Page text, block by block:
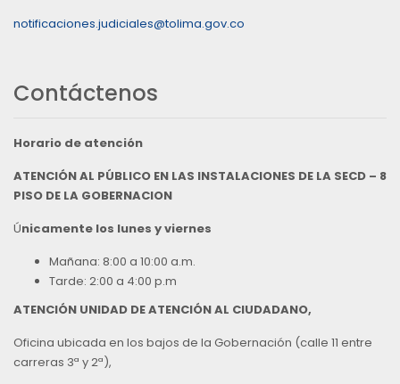
notificaciones.judiciales@tolima.gov.co
Contáctenos
Horario de atención
ATENCIÓN AL PÚBLICO EN LAS INSTALACIONES DE LA SECD – 8
PISO DE LA GOBERNACION
Únicamente los lunes y viernes
Mañana: 8:00 a 10:00 a.m.
Tarde: 2:00 a 4:00 p.m
ATENCIÓN UNIDAD DE ATENCIÓN AL CIUDADANO,
Oficina ubicada en los bajos de la Gobernación (calle 11 entre
carreras 3ª y 2ª),